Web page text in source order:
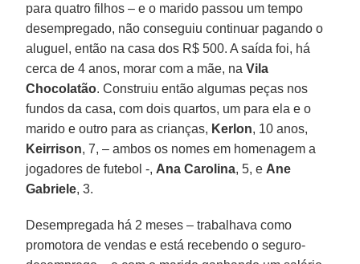
para quatro filhos – e o marido passou um tempo
desempregado, não conseguiu continuar pagando o
aluguel, então na casa dos R$ 500. A saída foi, há
cerca de 4 anos, morar com a mãe, naVila
Chocolatão. Construiu então algumas peças nos
fundos da casa, com dois quartos, um para ela e o
marido e outro para as crianças, Kerlon, 10 anos,
Keirrison, 7, – ambos os nomes em homenagem a
jogadores de futebol -, Ana Carolina, 5, e Ane
Gabriele, 3.
Desempregada há 2 meses – trabalhava como
promotora de vendas e está recebendo o seguro-